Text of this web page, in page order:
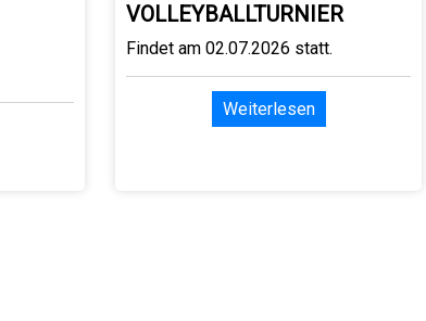
VOLLEYBALLTURNIER
Findet am 02.07.2026 statt.
Weiterlesen